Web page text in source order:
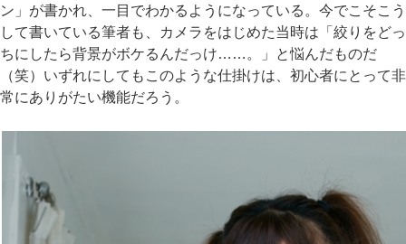
ン」が書かれ、一目でわかるようになっている。今でこそこう
して書いている筆者も、カメラをはじめた当時は「絞りをどっ
ちにしたら背景がボケるんだっけ……。」と悩んだものだ
（笑）いずれにしてもこのような仕掛けは、初心者にとって非
常にありがたい機能だろう。